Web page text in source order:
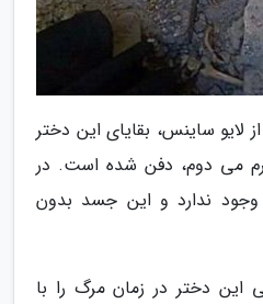
لایو ساینس، بقایای این دختر
می دوم، دفن شده است. در
ندارد و این جسد بدون
این دختر در زمان مرگ را با